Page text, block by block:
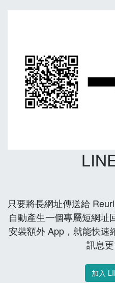
只要將長網址傳送給
自動產生一個專屬短網址
安裝額外 App，就能快速
訊息更
加入